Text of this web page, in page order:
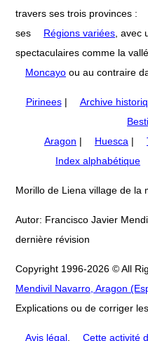
travers ses trois provinces :
ses
Régions variées ,
spectaculaires comme la
Moncayo ou au contraire
Pirinees| Archive
Aragon | Huesca |
Index alphabétique
Morillo de Liena village de la
Autor: Francisco Javier
dernière révision
Copyright 1996-2026 © All
Mendivil Navarro, Aragon
Explications ou de corriger
Avis légal Cette activité